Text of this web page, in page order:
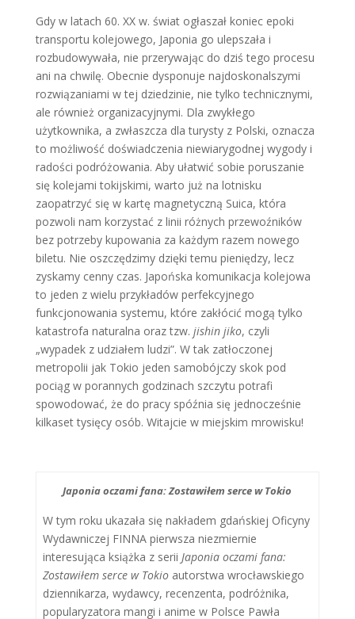
Gdy w latach 60. XX w. świat ogłaszał koniec epoki
transportu kolejowego, Japonia go ulepszała i
rozbudowywała, nie przerywając do dziś tego procesu
ani na chwilę. Obecnie dysponuje najdoskonalszymi
rozwiązaniami w tej dziedzinie, nie tylko technicznymi,
ale również organizacyjnymi. Dla zwykłego
użytkownika, a zwłaszcza dla turysty z Polski, oznacza
to możliwość doświadczenia niewiarygodnej wygody i
radości podróżowania. Aby ułatwić sobie poruszanie
się kolejami tokijskimi, warto już na lotnisku
zaopatrzyć się w kartę magnetyczną Suica, która
pozwoli nam korzystać z linii różnych przewoźników
bez potrzeby kupowania za każdym razem nowego
biletu. Nie oszczędzimy dzięki temu pieniędzy, lecz
zyskamy cenny czas. Japońska komunikacja kolejowa
to jeden z wielu przykładów perfekcyjnego
funkcjonowania systemu, które zakłócić mogą tylko
katastrofa naturalna oraz tzw. jishin jiko, czyli
„wypadek z udziałem ludzi”. W tak zatłoczonej
metropolii jak Tokio jeden samobójczy skok pod
pociąg w porannych godzinach szczytu potrafi
spowodować, że do pracy spóźnia się jednocześnie
kilkaset tysięcy osób. Witajcie w miejskim mrowisku!
Japonia oczami fana: Zostawiłem serce w Tokio
W tym roku ukazała się nakładem gdańskiej Oficyny
Wydawniczej FINNA pierwsza niezmiernie
interesująca książka z serii Japonia oczami fana:
Zostawiłem serce w Tokio autorstwa wrocławskiego
dziennikarza, wydawcy, recenzenta, podróżnika,
popularyzatora mangi i anime w Polsce Pawła